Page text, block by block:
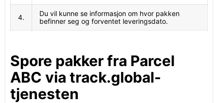
4.
Du vil kunne se informasjon om hvor pakken
befinner seg og forventet leveringsdato.
Spore pakker fra Parcel
ABC via track.global-
tjenesten